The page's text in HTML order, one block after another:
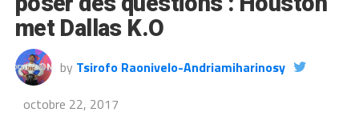
met Dallas K.O
by Tsirofo Raonivelo-Andriamiharinosy
octobre 22, 2017